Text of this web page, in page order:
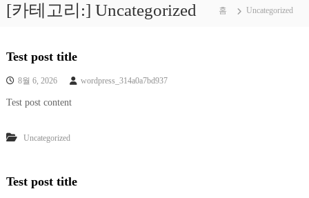
[카테고리:] Uncategorized 홈 Uncategorized
Test post title
8월 6, 2026 wordpress_314a0a7bd937
Test post content
Uncategorized
Test post title